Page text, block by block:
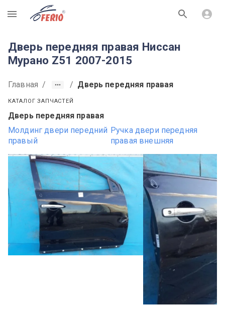
R
Дверь передняя правая Ниссан
Мурано Z51 2007-2015
Главная / / Дверь передняя правая
КАТАЛОГ ЗАПЧАСТЕЙ
Дверь передняя правая
Молдинг двери передний
правый
Ручка двери передняя
правая внешняя